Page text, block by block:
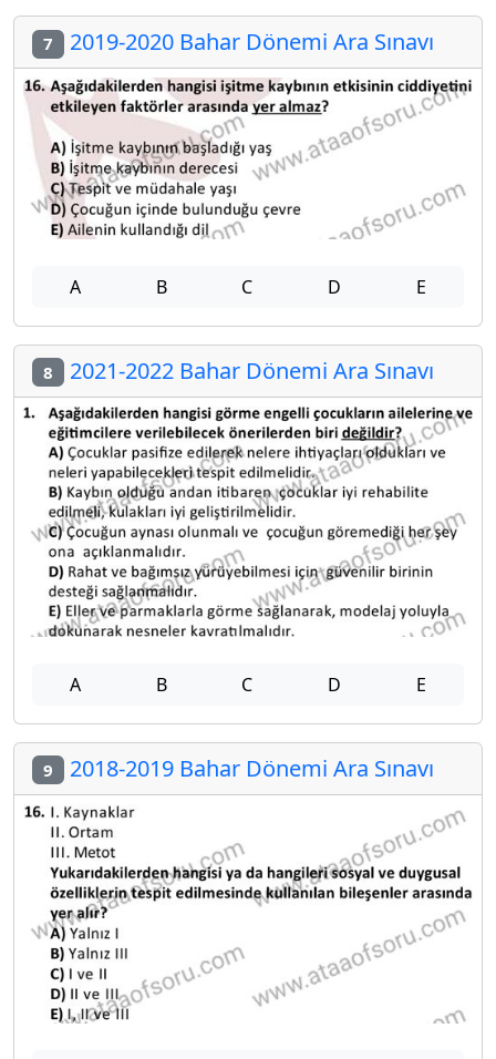
7 2019-2020 Bahar Dönemi Ara Sınavı
A B C D E
8 2021-2022 Bahar Dönemi Ara Sınavı
A B C D E
9 2018-2019 Bahar Dönemi Ara Sınavı